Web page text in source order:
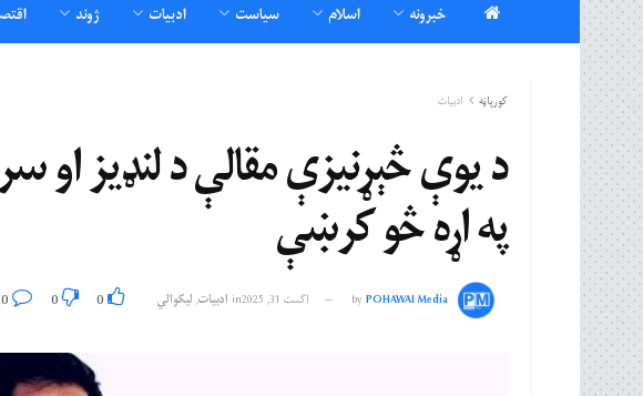
خبرونه اسلام سیاست ادبیات ژوند
کورپاڼه ادبیات
د یوې څېړنیزې مقالې د لنډيز او
په اړه څو کرښې
byPOHAWAI Media اگست 31, 2025 in ادبیات, لیکوالي 0
0